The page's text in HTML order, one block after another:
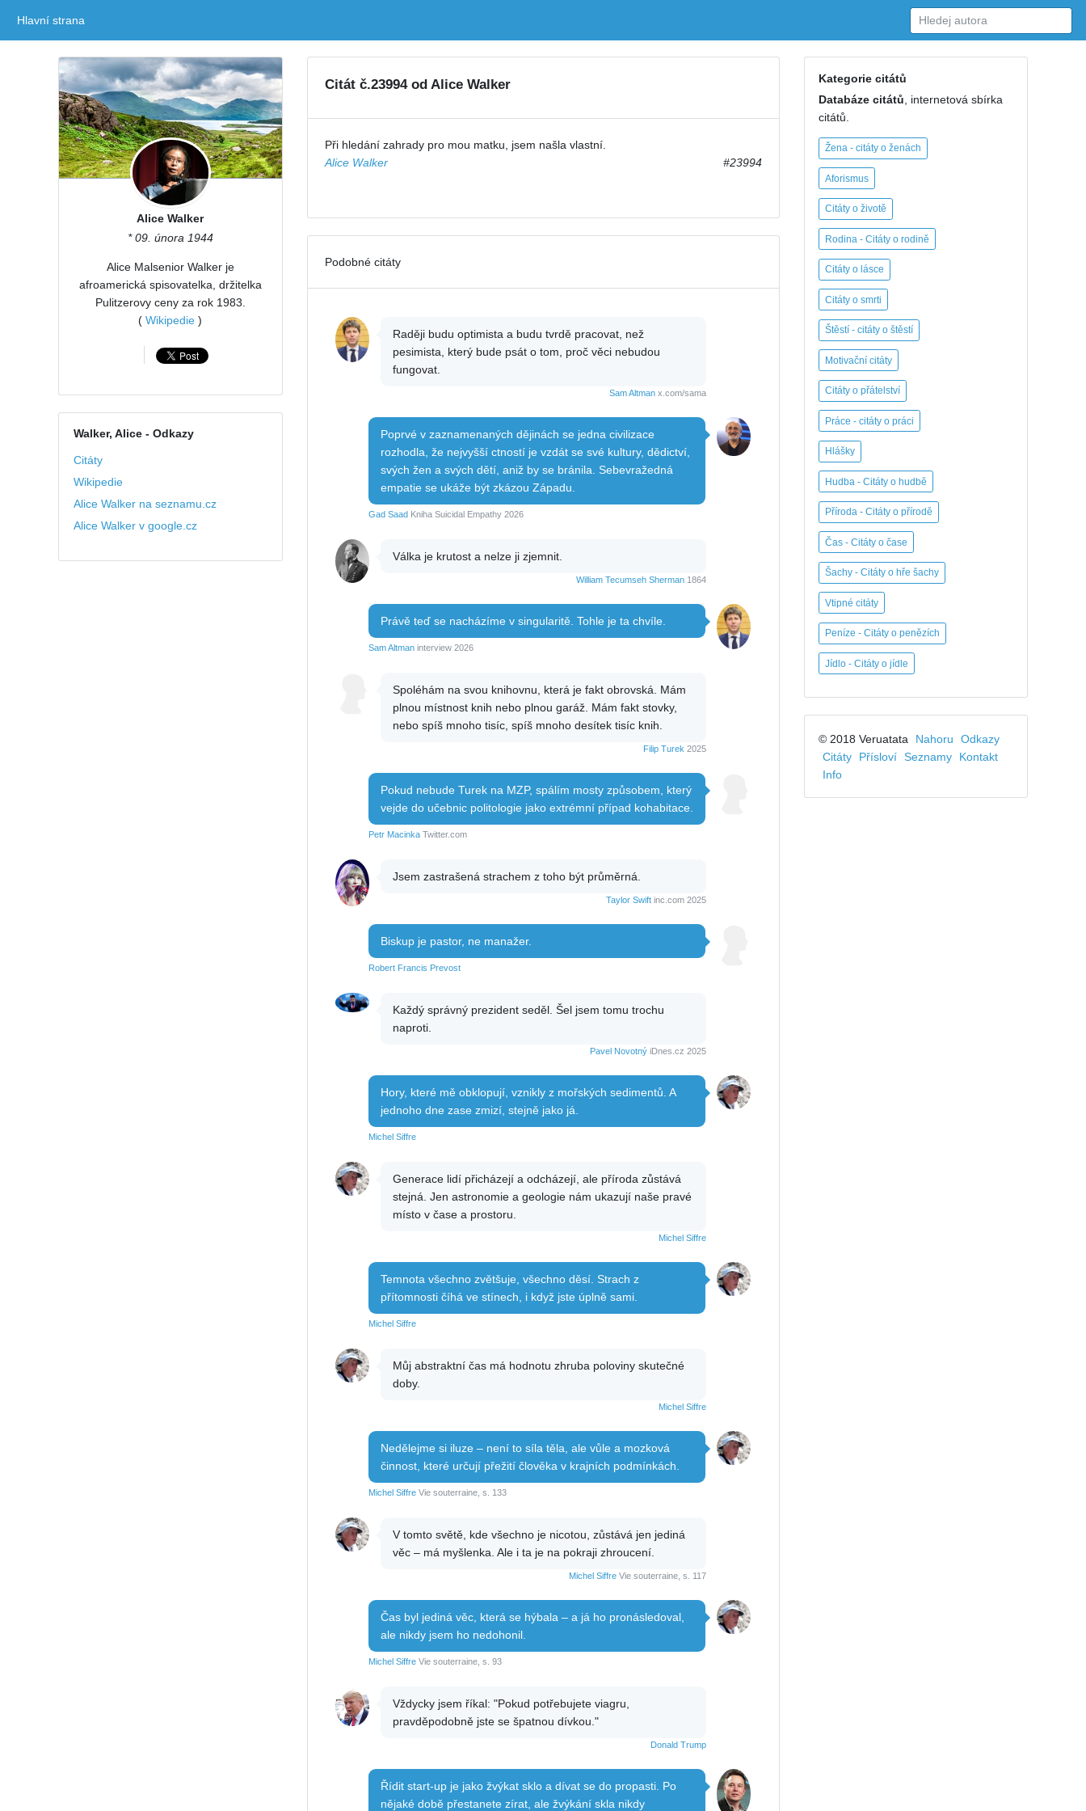
Hlavní strana
Alice Walker
* 09. února 1944
Alice Malsenior Walker je
afroamerická spisovatelka, držitelka
Pulitzerovy ceny za rok 1983.
(Wikipedie )
Walker, Alice- Odkazy
Citáty
Wikipedie
Alice Walker na seznamu.cz
Alice Walker v google.cz
Citát č.23994 od Alice Walker
Při hledání zahrady pro mou matku, jsem našla vlastní.
Alice Walker
#23994
Podobné citáty
Raději budu optimista a budu tvrdě pracovat, než
pesimista, který bude psát o tom, proč věci nebudou
fungovat.
Sam Altmanx.com/sama
Poprvé v zaznamenaných dějinách se jedna civilizace
rozhodla, že nejvyšší ctností je vzdát se své kultury, dědictví,
svých žen a svých dětí, aniž by se bránila. Sebevražedná
empatie se ukáže být zkázou Západu.
Gad SaadKniha Suicidal Empathy 2026
Válka je krutost a nelze ji zjemnit.
William Tecumseh Sherman1864
Právě teď se nacházíme v singularitě. Tohle je ta chvíle.
Sam Altmaninterview 2026
Spoléhám na svou knihovnu, která je fakt obrovská. Mám
plnou místnost knih nebo plnou garáž. Mám fakt stovky,
nebo spíš mnoho tisíc, spíš mnoho desítek tisíc knih.
Filip Turek 2025
Pokud nebude Turek na MZP, spálím mosty způsobem, který
vejde do učebnic politologie jako extrémní případ kohabitace.
Petr MacinkaTwitter.com
Jsem zastrašená strachem z toho být průměrná.
Taylor Swiftinc.com 2025
Biskup je pastor, ne manažer.
Robert Francis Prevost
Každý správný prezident seděl. Šel jsem tomu trochu
naproti.
Pavel NovotnýiDnes.cz 2025
Hory, které mě obklopují, vznikly z mořských sedimentů. A
jednoho dne zase zmizí, stejně jako já.
Michel Siffre
Generace lidí přicházejí a odcházejí, ale příroda zůstává
stejná. Jen astronomie a geologie nám ukazují naše pravé
místo v čase a prostoru.
Michel Siffre
Temnota všechno zvětšuje, všechno děsí. Strach z
přítomnosti číhá ve stínech, i když jste úplně sami.
Michel Siffre
Můj abstraktní čas má hodnotu zhruba poloviny skutečné
doby.
Michel Siffre
Nedělejme si iluze – není to síla těla, ale vůle a mozková
činnost, které určují přežití člověka v krajních podmínkách.
Michel SiffreVie souterraine, s. 133
V tomto světě, kde všechno je nicotou, zůstává jen jediná
věc – má myšlenka. Ale i ta je na pokraji zhroucení.
Michel SiffreVie souterraine, s. 117
Čas byl jediná věc, která se hýbala – a já ho pronásledoval,
ale nikdy jsem ho nedohonil.
Michel SiffreVie souterraine, s. 93
Vždycky jsem říkal: "Pokud potřebujete viagru,
pravděpodobně jste se špatnou dívkou."
Donald Trump
Řídit start-up je jako žvýkat sklo a dívat se do propasti. Po
nějaké době přestanete zírat, ale žvýkání skla nikdy
Kategorie citátů
Databáze citátů , internetová sbírka
citátů.
Žena - citáty o ženách
Aforismus
Citáty o životě
Rodina - Citáty o rodině
Citáty o lásce
Citáty o smrti
Štěstí - citáty o štěstí
Motivační citáty
Citáty o přátelství
Práce - citáty o práci
Hlášky
Hudba - Citáty o hudbě
Příroda - Citáty o přírodě
Čas - Citáty o čase
Šachy - Citáty o hře šachy
Vtipné citáty
Peníze - Citáty o penězích
Jídlo - Citáty o jídle
© 2018 Veruatata Nahoru
Odkazy
Citáty
Přísloví Seznamy
Kontakt
Info